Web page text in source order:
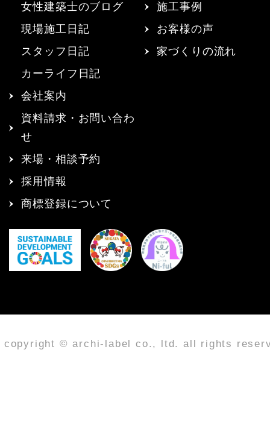
女性建築士のブログ
現場施工日記
スタッフ日記
カーライフ日記
施工事例
お客様の声
家づくりの流れ
会社案内
資料請求・お問い合わ
せ
来場・相談予約
採用情報
商標登録について
copyright © archi-label co., ltd. all rights